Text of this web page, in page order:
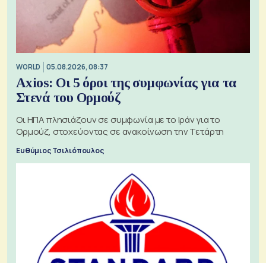
WORLD 05.08.2026, 08:37
Axios: Οι 5 όροι της συμφωνίας για τα
Στενά του Ορμούζ
Οι ΗΠΑ πλησιάζουν σε συμφωνία με το Ιράν για το
Ορμούζ, στοχεύοντας σε ανακοίνωση την Τετάρτη
Ευθύμιος Τσιλιόπουλος